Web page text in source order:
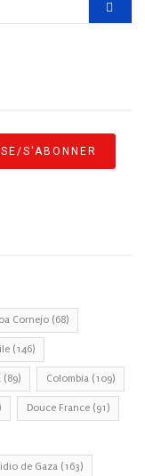
Cornejo (68)
(146)
(89) Colombia (109)
Douce France (91)
de Gaza (163)